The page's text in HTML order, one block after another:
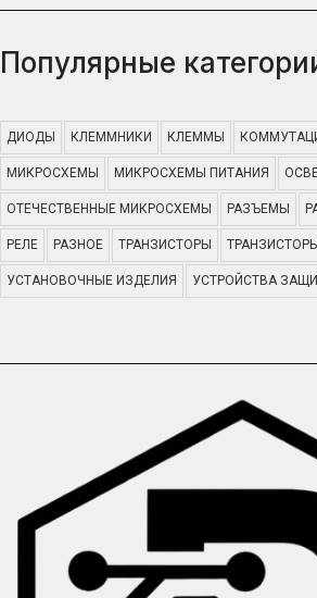
Популярные
ДИОДЫ КЛЕММНИКИ КЛЕММЫ
МИКРОСХЕМЫ МИКРОСХЕМЫ ПИТАНИЯ
ОТЕЧЕСТВЕННЫЕ МИКРОСХЕМЫ РАЗЪЕМЫ
РЕЛЕ РАЗНОЕ ТРАНЗИСТОРЫ
УСТАНОВОЧНЫЕ ИЗДЕЛИЯ УСТРОЙСТВА